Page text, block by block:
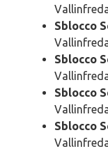
Sblocco
Sblocco
Sblocco
Sblocco